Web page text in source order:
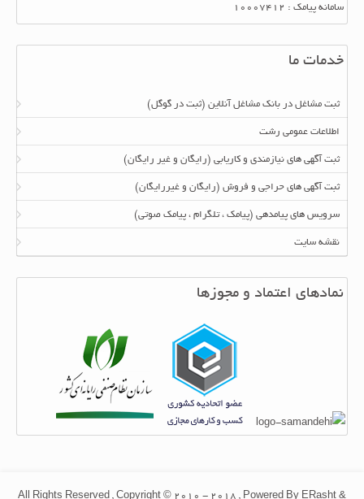
سامانه پیامک : 10007412
خدمات ما
ثبت مشاغل در بانک مشاغل آنلاین (ثبت در گوگل)
اطلاعات عمومی رشت
ثبت آگهی های نیازمندی و کاریابی (رایگان و غیر رایگان)
ثبت آگهی های حراجی و فروش (رایگان و غیررایگان)
سرویس های پیامدهی (پیامک ، تلگرام ، پیامک صوتی)
نقشه سایت
نمادهای اعتماد و مجوزها
All Rights Reserved , Copyright © 2010 - 2018 , Powered By ERasht &